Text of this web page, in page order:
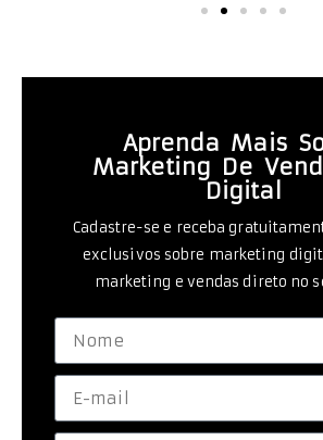
Aprenda Mais
Marketing De
Digital
Cadastre-se e receba
exclusivos sobre marketing
marketing e vendas direto no